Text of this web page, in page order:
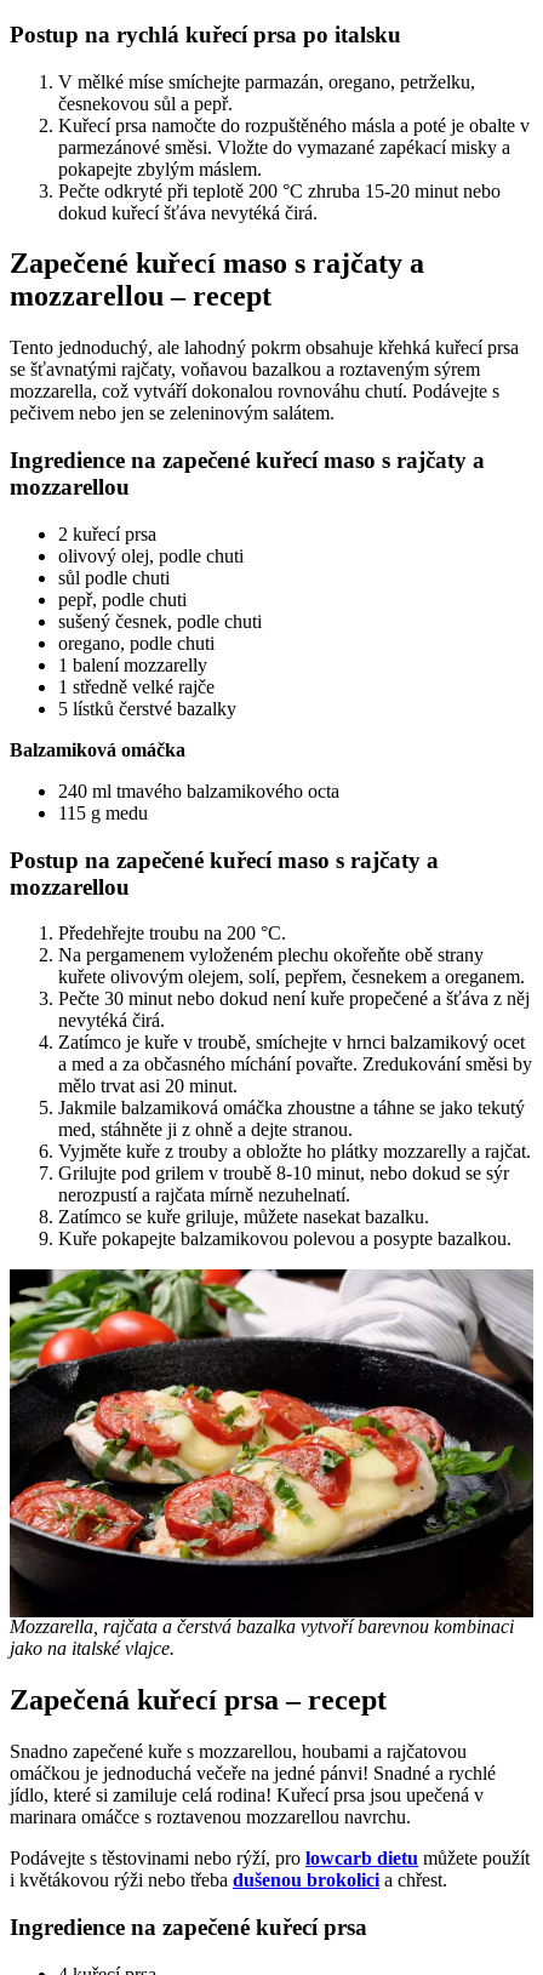
Postup na rychlá kuřecí prsa po italsku
V mělké míse smíchejte parmazán, oregano, petrželku,
česnekovou sůl a pepř.
Kuřecí prsa namočte do rozpuštěného másla a poté je obalte v
parmezánové směsi. Vložte do vymazané zapékací misky a
pokapejte zbylým máslem.
Pečte odkryté při teplotě 200 °C zhruba 15-20 minut nebo
dokud kuřecí šťáva nevytéká čirá.
Zapečené kuřecí maso s rajčaty a
mozzarellou – recept
Tento jednoduchý, ale lahodný pokrm obsahuje křehká kuřecí prsa
se šťavnatými rajčaty, voňavou bazalkou a roztaveným sýrem
mozzarella, což vytváří dokonalou rovnováhu chutí. Podávejte s
pečivem nebo jen se zeleninovým salátem.
Ingredience na zapečené kuřecí maso s rajčaty a
mozzarellou
2 kuřecí prsa
olivový olej, podle chuti
sůl podle chuti
pepř, podle chuti
sušený česnek, podle chuti
oregano, podle chuti
1 balení mozzarelly
1 středně velké rajče
5 lístků čerstvé bazalky
Balzamiková omáčka
240 ml tmavého balzamikového octa
115 g medu
Postup na zapečené kuřecí maso s rajčaty a
mozzarellou
Předehřejte troubu na 200 °C.
Na pergamenem vyloženém plechu okořeňte obě strany
kuřete olivovým olejem, solí, pepřem, česnekem a oreganem.
Pečte 30 minut nebo dokud není kuře propečené a šťáva z něj
nevytéká čirá.
Zatímco je kuře v troubě, smíchejte v hrnci balzamikový ocet
a med a za občasného míchání povařte. Zredukování směsi by
mělo trvat asi 20 minut.
Jakmile balzamiková omáčka zhoustne a táhne se jako tekutý
med, stáhněte ji z ohně a dejte stranou.
Vyjměte kuře z trouby a obložte ho plátky mozzarelly a rajčat.
Grilujte pod grilem v troubě 8-10 minut, nebo dokud se sýr
nerozpustí a rajčata mírně nezuhelnatí.
Zatímco se kuře griluje, můžete nasekat bazalku.
Kuře pokapejte balzamikovou polevou a posypte bazalkou.
Mozzarella, rajčata a čerstvá bazalka vytvoří barevnou kombinaci
jako na italské vlajce.
Zapečená kuřecí prsa – recept
Snadno zapečené kuře s mozzarellou, houbami a rajčatovou
omáčkou je jednoduchá večeře na jedné pánvi! Snadné a rychlé
jídlo, které si zamiluje celá rodina! Kuřecí prsa jsou upečená v
marinara omáčce s roztavenou mozzarellou navrchu.
Podávejte s těstovinami nebo rýží, pro lowcarb dietu můžete použít
i květákovou rýži nebo třeba dušenou brokolici a chřest.
Ingredience na zapečené kuřecí prsa